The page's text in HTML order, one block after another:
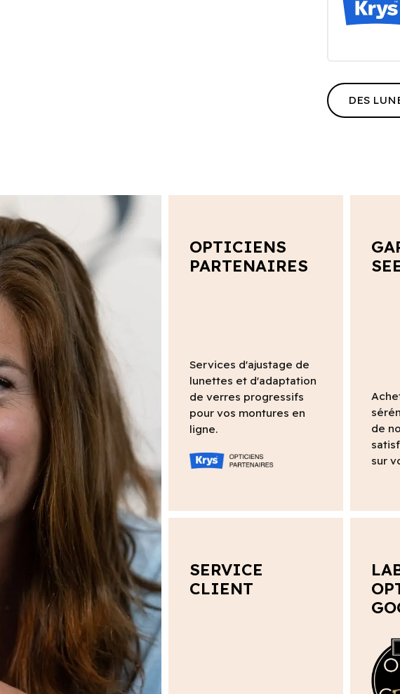
DES
OPTICIENS
PARTENAIRES
Services d'ajustage de
lunettes et d'adaptation
de verres progressifs
pour vos montures en
ligne.
de
sur
SERVICE
CLIENT